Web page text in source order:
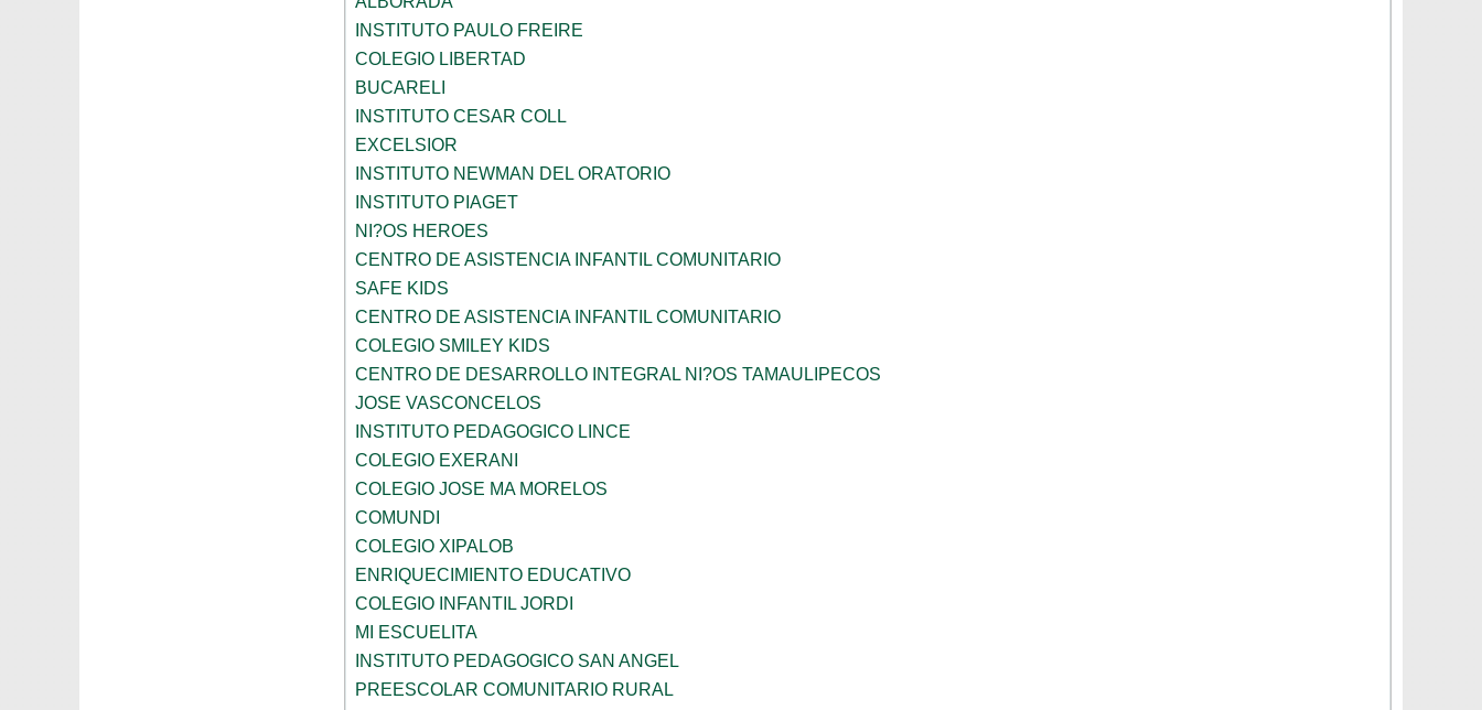
INSTITUTO PAULO FREIRE
COLEGIO LIBERTAD
BUCARELI
INSTITUTO CESAR COLL
EXCELSIOR
INSTITUTO NEWMAN DEL ORATORIO
INSTITUTO PIAGET
NI?OS HEROES
CENTRO DE ASISTENCIA INFANTIL COMUNITARIO
SAFE KIDS
CENTRO DE ASISTENCIA INFANTIL COMUNITARIO
COLEGIO SMILEY KIDS
CENTRO DE DESARROLLO INTEGRAL NI?OS TAMAULIPECOS
JOSE VASCONCELOS
INSTITUTO PEDAGOGICO LINCE
COLEGIO EXERANI
COLEGIO JOSE MA MORELOS
COMUNDI
COLEGIO XIPALOB
ENRIQUECIMIENTO EDUCATIVO
COLEGIO INFANTIL JORDI
MI ESCUELITA
INSTITUTO PEDAGOGICO SAN ANGEL
PREESCOLAR COMUNITARIO RURAL